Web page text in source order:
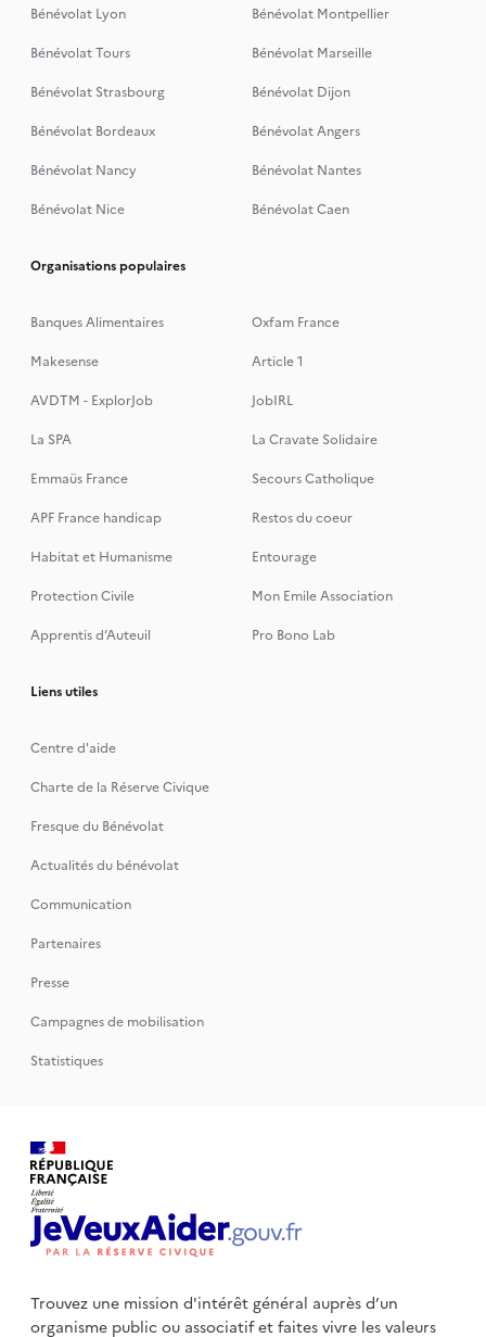
Bénévolat Lyon
Bénévolat Montpellier
Bénévolat Tours
Bénévolat Marseille
Bénévolat Strasbourg
Bénévolat Dijon
Bénévolat Bordeaux
Bénévolat Angers
Bénévolat Nancy
Bénévolat Nantes
Bénévolat Nice
Bénévolat Caen
Organisations populaires
Banques Alimentaires
Oxfam France
Makesense
Article 1
AVDTM - ExplorJob
JobIRL
La SPA
La Cravate Solidaire
Emmaüs France
Secours Catholique
APF France handicap
Restos du coeur
Habitat et Humanisme
Entourage
Protection Civile
Mon Emile Association
Apprentis d’Auteuil
Pro Bono Lab
Liens utiles
Centre d'aide
Charte de la Réserve Civique
Fresque du Bénévolat
Actualités du bénévolat
Communication
Partenaires
Presse
Campagnes de mobilisation
Statistiques
Trouvez une mission d'intérêt général auprès d’un
organisme publicou associatif et faites vivre les valeurs